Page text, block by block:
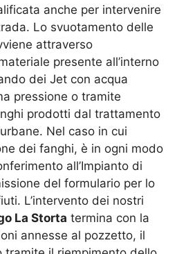
anche per intervenire
Lo svuotamento delle
attraverso
presente all’interno
dei Jet con acqua
pressione o tramite
prodotti dal trattamento
Nel caso in cui
dei fanghi, è in ogni modo
all’Impianto di
del formulario per lo
L’intervento dei nostri
La Storta termina con la
annesse al pozzetto, il